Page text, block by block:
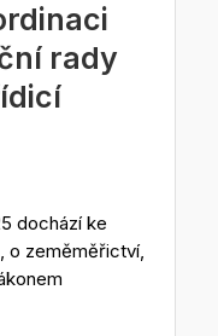
rady
dochází ke
o zeměměřictví,